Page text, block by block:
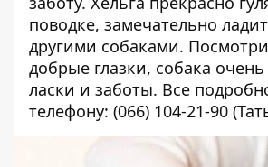
поводке, замечательно
другими собаками.
добрые глазки, собака
ласки и заботы. Все
телефону: (066) 104-21-90